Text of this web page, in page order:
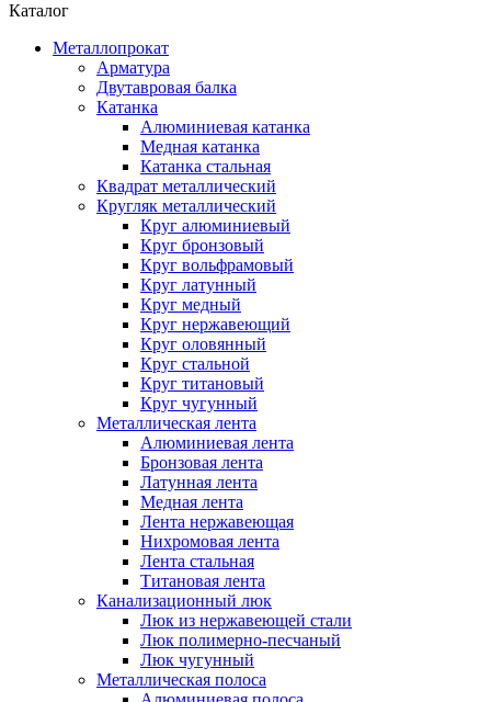
Каталог
Металлопрокат
Арматура
Двутавровая балка
Катанка
Алюминиевая катанка
Медная катанка
Катанка стальная
Квадрат металлический
Кругляк металлический
Круг алюминиевый
Круг бронзовый
Круг вольфрамовый
Круг латунный
Круг медный
Круг нержавеющий
Круг оловянный
Круг стальной
Круг титановый
Круг чугунный
Металлическая лента
Алюминиевая лента
Бронзовая лента
Латунная лента
Медная лента
Лента нержавеющая
Нихромовая лента
Лента стальная
Титановая лента
Канализационный люк
Люк из нержавеющей стали
Люк полимерно-песчаный
Люк чугунный
Металлическая полоса